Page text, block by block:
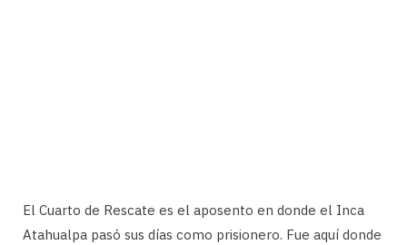
El Cuarto de Rescate es el aposento en donde el Inca
Atahualpa pasó sus días como prisionero. Fue aquí donde